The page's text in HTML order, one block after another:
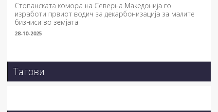
Стопанската комора на Северна Македонија го
изработи првиот водич за декарбонизација за малите
бизниси во земјата
28-10-2025
Тагови